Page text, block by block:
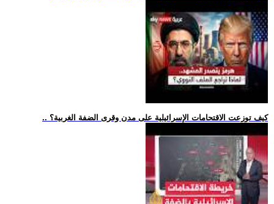
.. كيف توزعت الاقتحامات الإسرائيلية على مدن وقرى الضفة الغربية؟